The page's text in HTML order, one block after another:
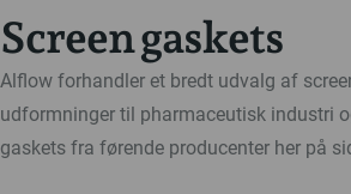
Screen gaskets
Alflow forhandler et bredt udvalg af
udformninger til pharmaceutisk industri
gaskets fra førende producenter her på